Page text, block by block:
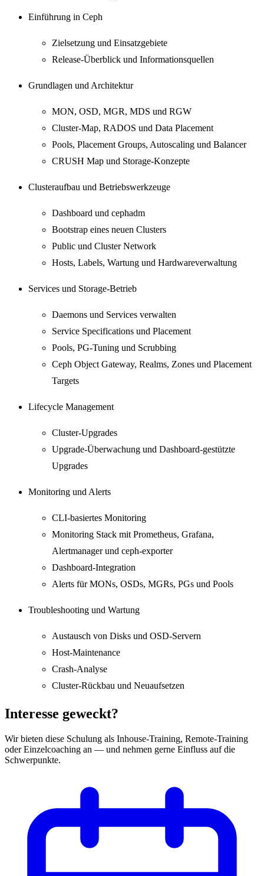
Einführung in Ceph
Zielsetzung und Einsatzgebiete
Release-Überblick und Informationsquellen
Grundlagen und Architektur
MON, OSD, MGR, MDS und RGW
Cluster-Map, RADOS und Data Placement
Pools, Placement Groups, Autoscaling und Balancer
CRUSH Map und Storage-Konzepte
Clusteraufbau und Betriebswerkzeuge
Dashboard und cephadm
Bootstrap eines neuen Clusters
Public und Cluster Network
Hosts, Labels, Wartung und Hardwareverwaltung
Services und Storage-Betrieb
Daemons und Services verwalten
Service Specifications und Placement
Pools, PG-Tuning und Scrubbing
Ceph Object Gateway, Realms, Zones und Placement
Targets
Lifecycle Management
Cluster-Upgrades
Upgrade-Überwachung und Dashboard-gestützte
Upgrades
Monitoring und Alerts
CLI-basiertes Monitoring
Monitoring Stack mit Prometheus, Grafana,
Alertmanager und ceph-exporter
Dashboard-Integration
Alerts für MONs, OSDs, MGRs, PGs und Pools
Troubleshooting und Wartung
Austausch von Disks und OSD-Servern
Host-Maintenance
Crash-Analyse
Cluster-Rückbau und Neuaufsetzen
Interesse geweckt?
Wir bieten diese Schulung als Inhouse-Training, Remote-Training
oder Einzelcoaching an — und nehmen gerne Einfluss auf die
Schwerpunkte.